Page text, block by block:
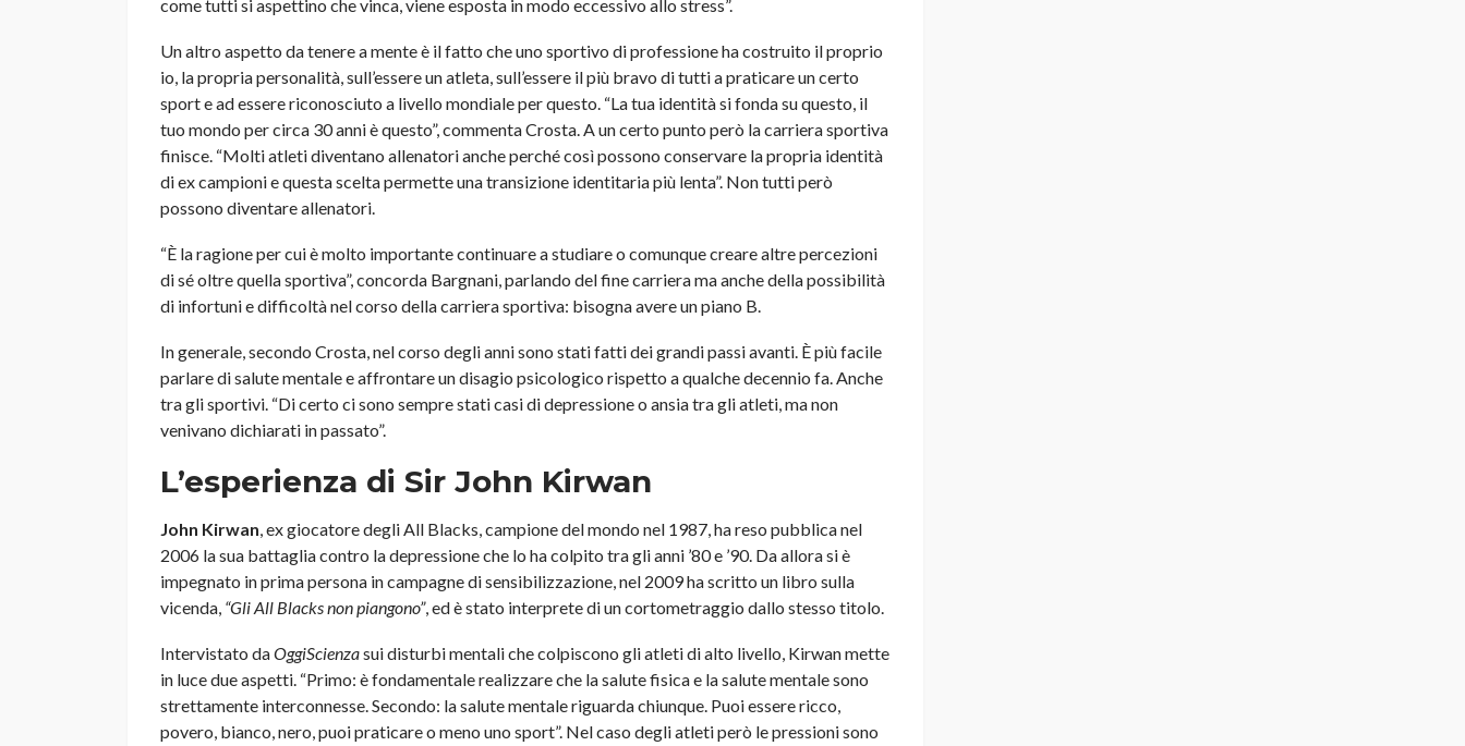
come tutti si aspettino che vinca, viene esposta in modo eccessivo allo stress”.
Un altro aspetto da tenere a mente è il fatto che uno sportivo di professione ha costruito il proprio
io, la propria personalità, sull’essere un atleta, sull’essere il più bravo di tutti a praticare un certo
sport e ad essere riconosciuto a livello mondiale per questo. “La tua identità si fonda su questo, il
tuo mondo per circa 30 anni è questo”, commenta Crosta. A un certo punto però la carriera sportiva
finisce. “Molti atleti diventano allenatori anche perché così possono conservare la propria identità
di ex campioni e questa scelta permette una transizione identitaria più lenta”. Non tutti però
possono diventare allenatori.
“È la ragione per cui è molto importante continuare a studiare o comunque creare altre percezioni
di sé oltre quella sportiva”, concorda Bargnani, parlando del fine carriera ma anche della possibilità
di infortuni e difficoltà nel corso della carriera sportiva: bisogna avere un piano B.
In generale, secondo Crosta, nel corso degli anni sono stati fatti dei grandi passi avanti. È più facile
parlare di salute mentale e affrontare un disagio psicologico rispetto a qualche decennio fa. Anche
tra gli sportivi. “Di certo ci sono sempre stati casi di depressione o ansia tra gli atleti, ma non
venivano dichiarati in passato”.
L’esperienza di Sir John Kirwan
John Kirwan, ex giocatore degli All Blacks, campione del mondo nel 1987, ha reso pubblica nel
2006 la sua battaglia contro la depressione che lo ha colpito tra gli anni ’80 e ’90. Da allora si è
impegnato in prima persona in campagne di sensibilizzazione, nel 2009 ha scritto un libro sulla
vicenda, “Gli All Blacks non piangono”, ed è stato interprete di un cortometraggio dallo stesso titolo.
Intervistato daOggiScienzasui disturbi mentali che colpiscono gli atleti di alto livello, Kirwan mette
in luce due aspetti. “Primo: è fondamentale realizzare che la salute fisica e la salute mentale sono
strettamente interconnesse. Secondo: la salute mentale riguarda chiunque. Puoi essere ricco,
povero, bianco, nero, puoi praticare o meno uno sport”. Nel caso degli atleti però le pressioni sono